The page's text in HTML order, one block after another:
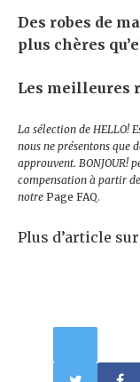
Des robes de
plus chères
Les meilleures
La sélection de HELLO!
nous ne présentons que
approuvent. BONJOUR!
compensation à partir
notre Page FAQ.
Plus d’article